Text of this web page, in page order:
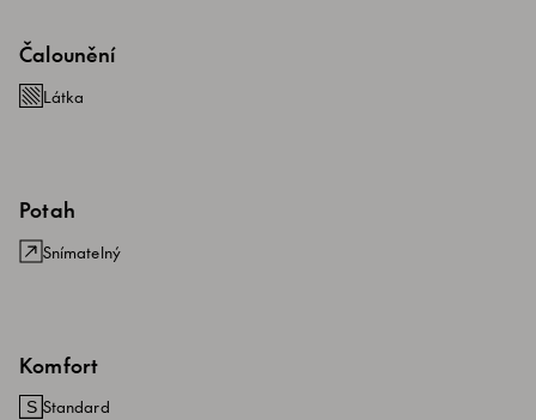
Čalounění
Látka
Potah
Snímatelný
Komfort
Standard